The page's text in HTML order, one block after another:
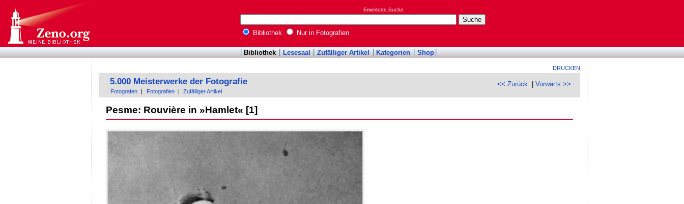
Erweiterte Suche
Bibliothek Nur in Fotografien
Bibliothek Lesesaal Zufälliger Artikel Kategorien Shop
DRUCKEN
<< Zurück |Vorwärts >>
5.000 Meisterwerke der Fotografie
Fotografen Fotografien Zufälliger Artikel
Pesme: Rouvière in »Hamlet« [1]